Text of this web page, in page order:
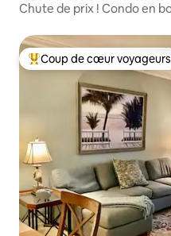
Chute de prix ! Condo en
Coups de cœur voyageurs
Coup de cœur voyageurs